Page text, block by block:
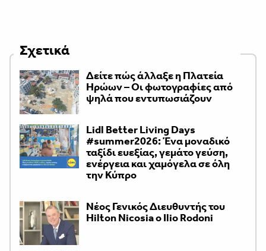
Σχετικά
Δείτε πώς άλλαξε η Πλατεία
Ηρώων – Οι φωτογραφίες από
ψηλά που εντυπωσιάζουν
Lidl Better Living Days
#summer2026: Ένα μοναδικό
ταξίδι ευεξίας, γεμάτο γεύση,
ενέργεια και χαμόγελα σε όλη
την Κύπρο
Νέος Γενικός Διευθυντής του
Hilton Nicosia ο Ilio Rodoni